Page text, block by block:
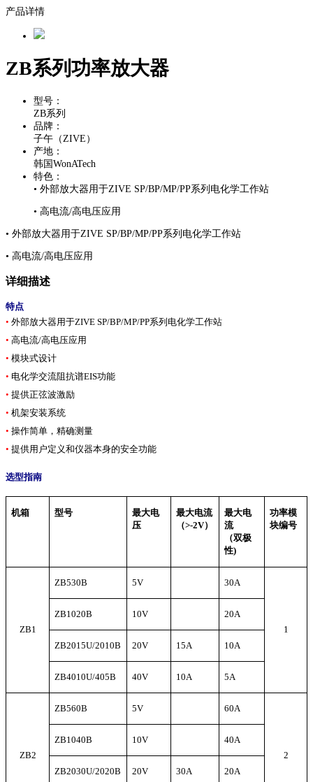
产品详情
ZB系列功率放大器
型号：
ZB系列
品牌：
子午（ZIVE）
产地：
韩国WonATech
特色：
• 外部放大器用于ZIVE SP/BP/MP/PP系列电化学工作站
• 高电流/高电压应用
• 外部放大器用于ZIVE SP/BP/MP/PP系列电化学工作站
• 高电流/高电压应用
详细描述
特点
• 外部放大器用于ZIVE SP/BP/MP/PP系列电化学工作站
• 高电流/高电压应用
• 模块式设计
• 电化学交流阻抗谱EIS功能
• 提供正弦波激励
• 机架安装系统
• 操作简单，精确测量
• 提供用户定义和仪器本身的安全功能
选型指南
机箱 型号
最大电
压
最大电流
（>-2V）
最大电
流
（双极
性)
功率模
块编号
ZB1
ZB530B 5V 30A
1
ZB1020B 10V 20A
ZB2015U/2010B 20V 15A 10A
ZB4010U/405B 40V 10A 5A
ZB2
ZB560B 5V 60A
2
ZB1040B 10V 40A
ZB2030U/2020B 20V 30A 20A